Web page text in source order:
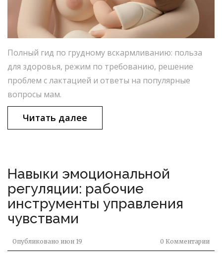
Полный гид по грудному вскармливанию: польза
для здоровья, режим по требованию, решение
проблем с лактацией и ответы на популярные
вопросы мам.
Читать далее
Навыки эмоциональной
регуляции: рабочие
инструменты управления
чувствами
Опубликовано июн 19 0 Комментарии